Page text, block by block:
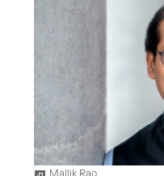
Mallik Rao